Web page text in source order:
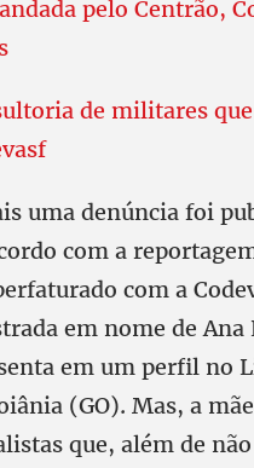
pelo Centrão,
de militares
uma denúncia foi
com a
com a
em nome de Ana
em um perfil no
(GO). Mas, a
que, além de